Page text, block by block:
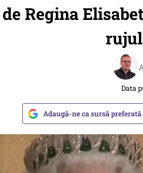
Regina
Data
Adaugă-ne ca sursă preferată